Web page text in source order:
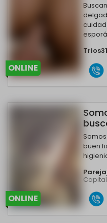
ONLINE
Trios31
ONLINE
buen
Capital